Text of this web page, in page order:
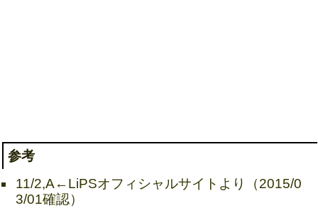
参考
11/2,A←LiPSオフィシャルサイトより（2015/0
3/01確認）